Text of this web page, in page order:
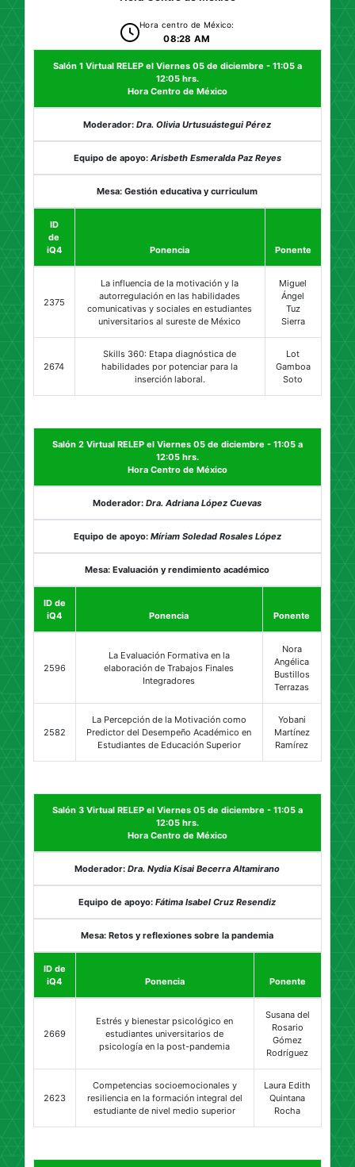
Hora centro de México:
08:28 AM
Salón 1 Virtual RELEP el Viernes 05 de diciembre - 11:05 a
12:05 hrs.
Hora Centro de México
Moderador:Dra. Olivia Urtusuástegui Pérez
Equipo de apoyo: Arisbeth Esmeralda Paz Reyes
Mesa: Gestión educativa y curriculum
ID
de
iQ4
Ponencia Ponente
2375
La influencia de la motivación y la
autorregulación en las habilidades
comunicativas y sociales en estudiantes
universitarios al sureste de México
Miguel
Ángel
Tuz
Sierra
2674
Skills 360: Etapa diagnóstica de
habilidades por potenciar para la
inserción laboral.
Lot
Gamboa
Soto
Salón 2 Virtual RELEP el Viernes 05 de diciembre - 11:05 a
12:05 hrs.
Hora Centro de México
Moderador:Dra. Adriana López Cuevas
Equipo de apoyo: Míriam Soledad Rosales López
Mesa: Evaluación y rendimiento académico
ID de
iQ4
Ponencia Ponente
2596
La Evaluación Formativa en la
elaboración de Trabajos Finales
Integradores
Nora
Angélica
Bustillos
Terrazas
2582
La Percepción de la Motivación como
Predictor del Desempeño Académico en
Estudiantes de Educación Superior
Yobani
Martínez
Ramírez
Salón 3 Virtual RELEP el Viernes 05 de diciembre - 11:05 a
12:05 hrs.
Hora Centro de México
Moderador:Dra. Nydia Kisai Becerra Altamirano
Equipo de apoyo:Fátima Isabel Cruz Resendiz
Mesa: Retos y reflexiones sobre la pandemia
ID de
iQ4
Ponencia Ponente
2669
Estrés y bienestar psicológico en
estudiantes universitarios de
psicología en la post-pandemia
Susana del
Rosario
Gómez
Rodríguez
2623
Competencias socioemocionales y
resiliencia en la formación integral del
estudiante de nivel medio superior
Laura Edith
Quintana
Rocha